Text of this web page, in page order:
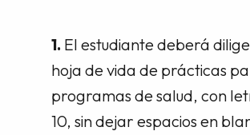
1. El estudiante deberá
hoja de vida de prácticas
programas de salud, con
10, sin dejar espacios en